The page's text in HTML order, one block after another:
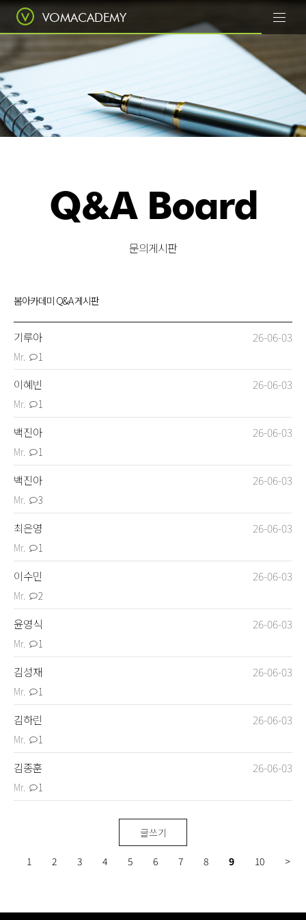
VOMACADEMY
Today 봄에서 꽃피우다
Portfolio 수강생 포트폴리오
About 봄아카데미 소개
Contact 연락처 및 오시는 길
Q&A 문의 게시판
Login Sign up
Q&A Board
문의게시판
봄아카데미 Q&A 게시판
Mr. 1
기루아 26-06-03
Mr. 1
이혜빈 26-06-03
Mr. 1
백진아 26-06-03
Mr. 3
백진아 26-06-03
Mr. 1
최은영 26-06-03
Mr. 2
이수민 26-06-03
Mr. 1
윤영식 26-06-03
Mr. 1
김성재 26-06-03
Mr. 1
김하린 26-06-03
Mr. 1
김종훈 26-06-03
글쓰기
1 2 3 4 5 6 7 8 9 10 >